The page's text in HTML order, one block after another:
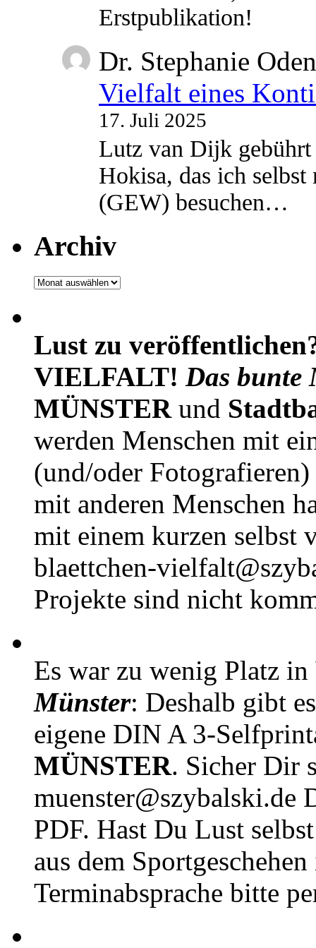
Erstpublikation!
Dr. Stephanie
Vielfalt eines
17. Juli 2025
Lutz van Dijk
Hokisa, das ich
(GEW) besuchen…
Archiv
Archiv
Lust zu
VIELFALT! Das bunte
MÜNSTERund
werden Menschen mit
(und/oder
mit anderen Menschen
mit einem kurzen selbst
blaettchen-
Projekte sind nicht
Es war zu wenig Platz in
Münster: Deshalb gibt
eigene DIN A 3-
MÜNSTER. Sicher Dir
muenster@szybalski.de
PDF. Hast Du Lust
aus dem
Terminabsprache bitte